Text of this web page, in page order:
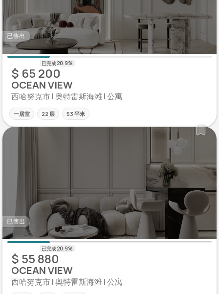
已售出
$ 65 200
OCEAN VIEW
西哈努克市 | 奥特雷斯海滩 | 公寓
一居室 22 层 53 平米
已售出
$ 55 880
OCEAN VIEW
西哈努克市 | 奥特雷斯海滩 | 公寓